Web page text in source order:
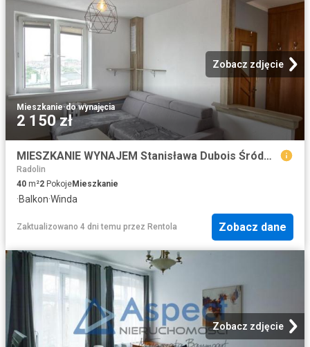
Zobacz zdjęcie
Mieszkanie·do wynajęcia
2 150 zł
MIESZKANIE WYNAJEM Stanisława Dubois Śródmieście Szczecin Zachodniopomorskie Pośrednik Nieruchomości Szczecin
Radolin
40 m²2 PokojeMieszkanie
·Balkon·Winda
Zaktualizowano 4 dni temu przez Rentola Zobacz dane
Zobacz zdjęcie